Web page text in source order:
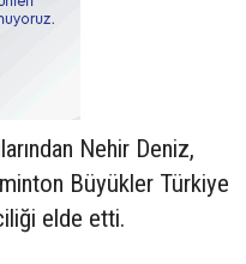
Nehir Deniz,
Büyükler Türkiye
elde etti.